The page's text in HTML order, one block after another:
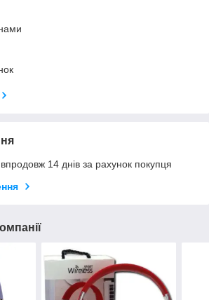
14 днів за рахунок покупця